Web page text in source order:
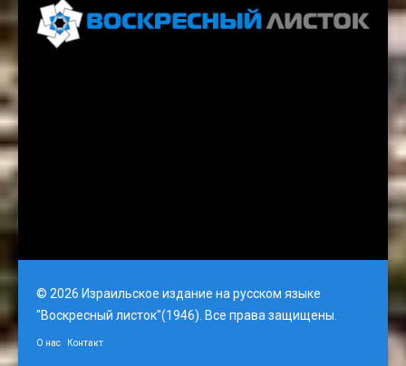
© 2026 Израильское издание на русском языке
"Воскресный листок"(1946). Все права защищены.
О нас Контакт